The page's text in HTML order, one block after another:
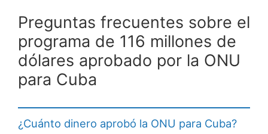
Preguntas frecuentes sobre el
programa de 116 millones de
dólares aprobado por la ONU
para Cuba
¿Cuánto dinero aprobó la ONU para Cuba?